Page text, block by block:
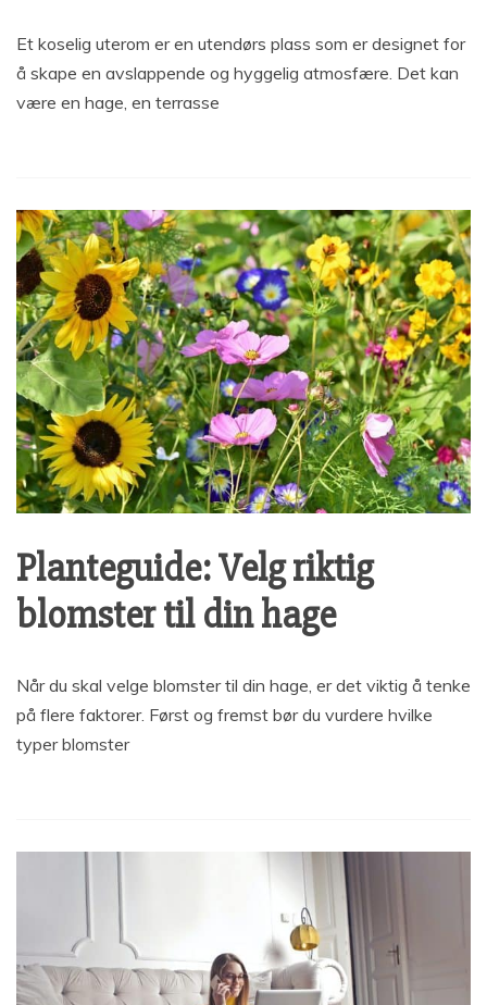
Et koselig uterom er en utendørs plass som er designet for
å skape en avslappende og hyggelig atmosfære. Det kan
være en hage, en terrasse
Planteguide: Velg riktig
blomster til din hage
Når du skal velge blomster til din hage, er det viktig å tenke
på flere faktorer. Først og fremst bør du vurdere hvilke
typer blomster